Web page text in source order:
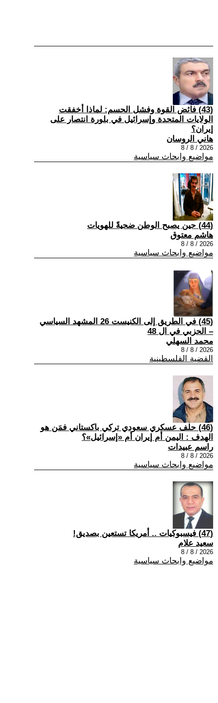
(43) فائض القوة وفشل الحسم: لماذا أخفقت
الولايات المتحدة وإسرائيل في بلورة انتصار على
إيران؟
هاني الروسان
2026 / 8 / 8
مواضيع وابحاث سياسية
(44) حين يصبح الوطن ضحيةً للهويات
هاشم معتوق
2026 / 8 / 8
مواضيع وابحاث سياسية
(45) في الطريق إلى الكنيست 26 المشهد السياسي
– الحزبي في ال 48
محمد السهلي
2026 / 8 / 8
القضية الفلسطينية
(46) حلف عسكري سعودي تركي باكستاني فمَن هو
الهدف : اليمن أم إيران أم «إسرائيل»؟
راسم عبيدات
2026 / 8 / 8
مواضيع وابحاث سياسية
(47) فيسبوكيات .. أمريكا تستعين بصديق!
سعيد علام
2026 / 8 / 8
مواضيع وابحاث سياسية